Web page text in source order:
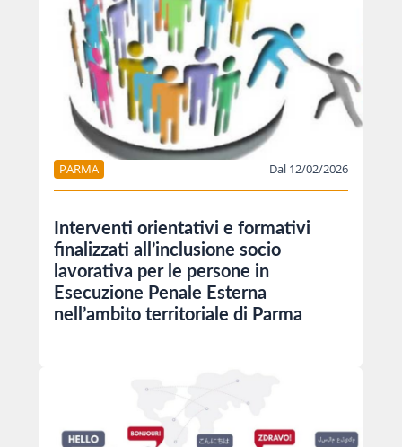
PARMA Dal 12/02/2026
Interventi orientativi e formativi
finalizzati all’inclusione socio
lavorativa per le persone in
Esecuzione Penale Esterna
nell’ambito territoriale di Parma